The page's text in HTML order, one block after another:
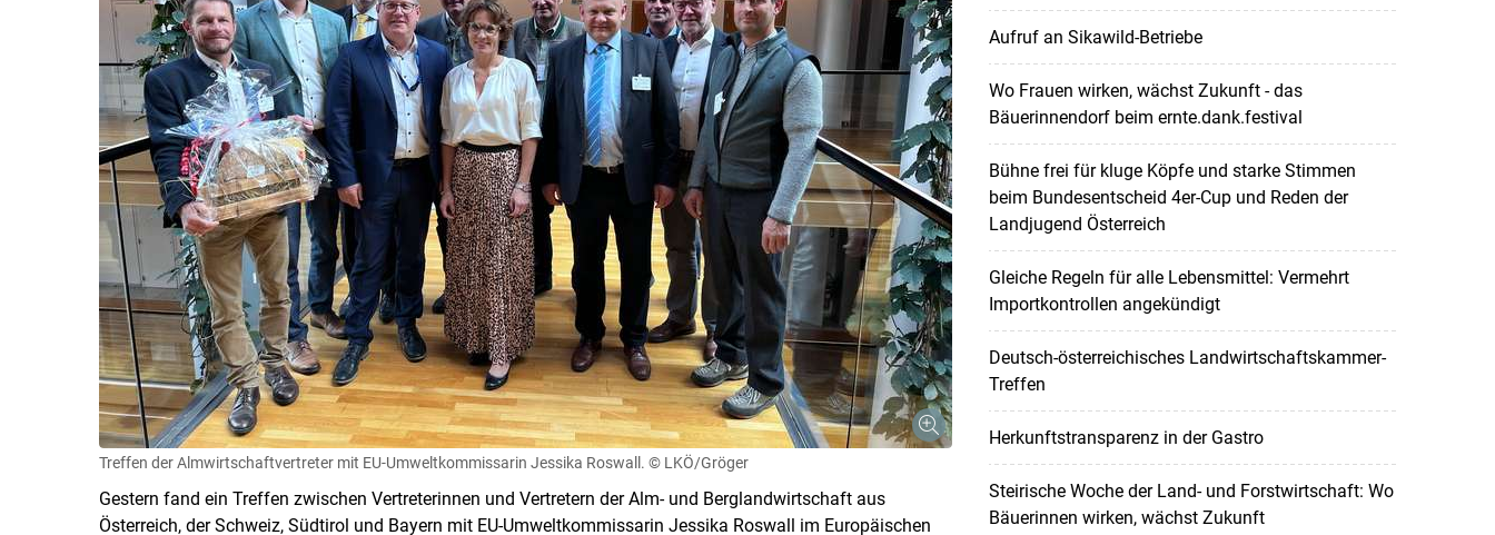
Skip to main content
Treffen der Almwirtschaftvertreter mit EU-Umweltkommissarin Jessika Roswall. © LKÖ/Gröger
Gestern fand ein Treffen zwischen Vertreterinnen und Vertretern der Alm- und Berglandwirtschaft aus
Österreich, der Schweiz, Südtirol und Bayern mit EU-Umweltkommissarin Jessika Roswall im Europäischen
Aufruf an Sikawild-Betriebe
Wo Frauen wirken, wächst Zukunft - das
Bäuerinnendorf beim ernte.dank.festival
Bühne frei für kluge Köpfe und starke Stimmen
beim Bundesentscheid 4er-Cup und Reden der
Landjugend Österreich
Gleiche Regeln für alle Lebensmittel: Vermehrt
Importkontrollen angekündigt
Deutsch-österreichisches Landwirtschaftskammer-
Treffen
Herkunftstransparenz in der Gastro
Steirische Woche der Land- und Forstwirtschaft: Wo
Bäuerinnen wirken, wächst Zukunft